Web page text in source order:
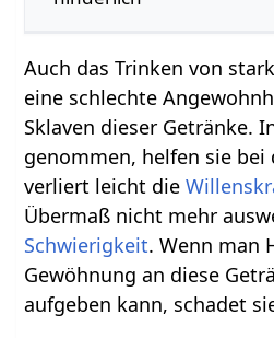
Auch das Trinken von
eine schlechte
Sklaven dieser Getränke.
genommen, helfen sie
verliert leicht die
Übermaß nicht mehr
Schwierigkeit. Wenn man
Gewöhnung an diese
aufgeben kann, schadet